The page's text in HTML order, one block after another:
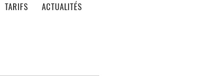
TARIFS ACTUALITÉS